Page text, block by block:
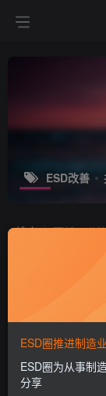
ESD改善
排序 更新 浏
ESD圈推进制造
ESD圈为从事制
分享